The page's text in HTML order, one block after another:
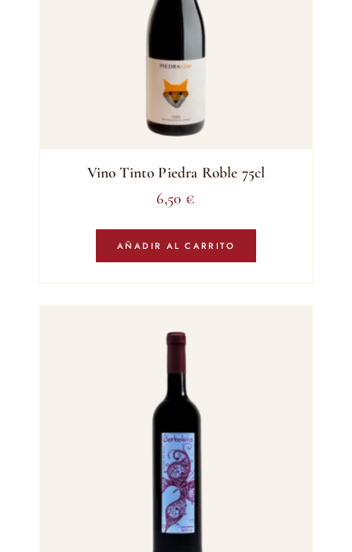
Vino Tinto Piedra Roble 75cl
6,50 €
AÑADIR AL CARRITO